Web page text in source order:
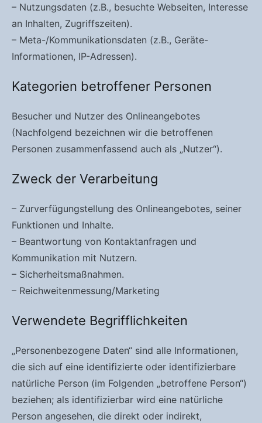
– Nutzungsdaten (z.B., besuchte Webseiten, Interesse
an Inhalten, Zugriffszeiten).
– Meta-/Kommunikationsdaten (z.B., Geräte-
Informationen, IP-Adressen).
Kategorien betroffener Personen
Besucher und Nutzer des Onlineangebotes
(Nachfolgend bezeichnen wir die betroffenen
Personen zusammenfassend auch als „Nutzer“).
Zweck der Verarbeitung
– Zurverfügungstellung des Onlineangebotes, seiner
Funktionen und Inhalte.
– Beantwortung von Kontaktanfragen und
Kommunikation mit Nutzern.
– Sicherheitsmaßnahmen.
– Reichweitenmessung/Marketing
Verwendete Begrifflichkeiten
„Personenbezogene Daten“ sind alle Informationen,
die sich auf eine identifizierte oder identifizierbare
natürliche Person (im Folgenden „betroffene Person“)
beziehen; als identifizierbar wird eine natürliche
Person angesehen, die direkt oder indirekt,